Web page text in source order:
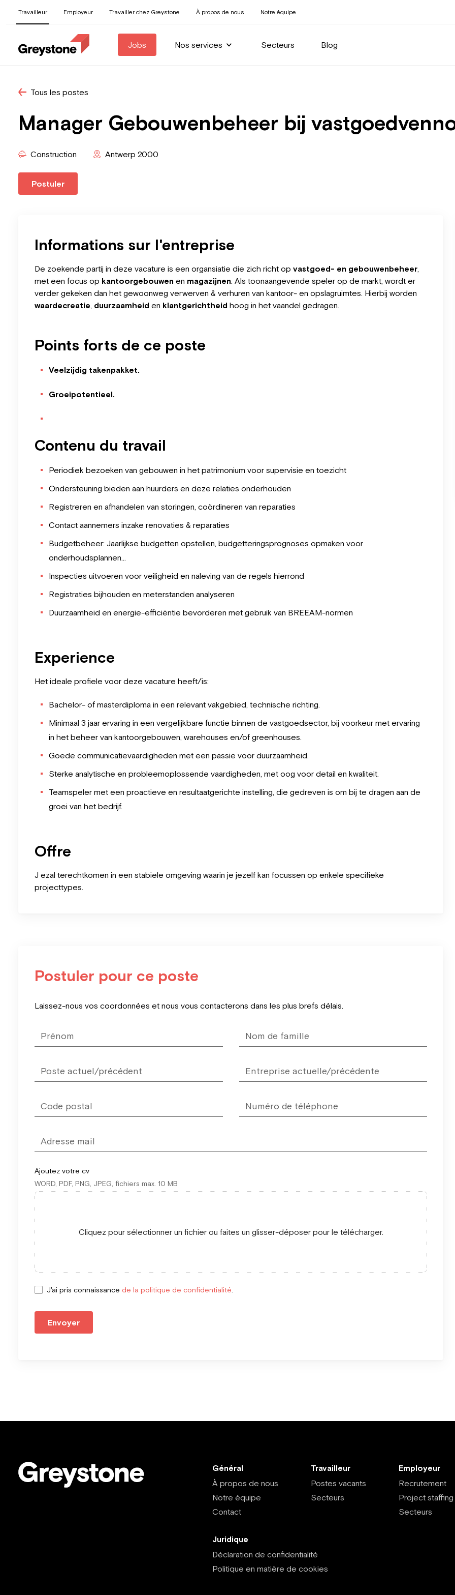
Travailleur Employeur Travailler chez Greystone À propos de nous Notre équipe
Jobs Nos services Secteurs Blog
Tous les postes
Manager Gebouwenbeheer bij
Construction Antwerp 2000
Postuler
Informations sur l'entreprise
De zoekende partij in deze vacature is een organsiatie die zich richt op vastgoed- en gebouwenbeheer,
met een focus op kantoorgebouwen en magazijnen. Als toonaangevende speler op de markt, wordt er
verder gekeken dan het gewoonweg verwerven & verhuren van kantoor- en opslagruimtes. Hierbij worden
waardecreatie, duurzaamheid en klantgerichtheid hoog in het vaandel gedragen.
Points forts de ce poste
Veelzijdig takenpakket.
Groeipotentieel.
Contenu du travail
Periodiek bezoeken van gebouwen in het patrimonium voor supervisie en toezicht
Ondersteuning bieden aan huurders en deze relaties onderhouden
Registreren en afhandelen van storingen, coördineren van reparaties
Contact aannemers inzake renovaties & reparaties
Budgetbeheer: Jaarlijkse budgetten opstellen, budgetteringsprognoses opmaken voor
onderhoudsplannen...
Inspecties uitvoeren voor veiligheid en naleving van de regels hierrond
Registraties bijhouden en meterstanden analyseren
Duurzaamheid en energie-efficiëntie bevorderen met gebruik van BREEAM-normen
Experience
Het ideale profiele voor deze vacature heeft/is:
Bachelor- of masterdiploma in een relevant vakgebied, technische richting.
Minimaal 3 jaar ervaring in een vergelijkbare functie binnen de vastgoedsector, bij voorkeur met ervaring
in het beheer van kantoorgebouwen, warehouses en/of greenhouses.
Goede communicatievaardigheden met een passie voor duurzaamheid.
Sterke analytische en probleemoplossende vaardigheden, met oog voor detail en kwaliteit.
Teamspeler met een proactieve en resultaatgerichte instelling, die gedreven is om bij te dragen aan de
groei van het bedrijf.
Offre
J ezal terechtkomen in een stabiele omgeving waarin je jezelf kan focussen op enkele specifieke
projecttypes.
Postuler pour ce poste
blank
Laissez-nous vos coordonnées et nous vous contacterons dans les plus brefs délais.
Ajoutez votre cv
WORD, PDF, PNG, JPEG, fichiers max. 10 MB
Cliquez pour sélectionner un fichier ou faites un glisser-déposer pour le télécharger.
J'ai pris connaissance de la politique de confidentialité
Envoyer
Général
À propos de nous
Notre équipe
Contact
Travailleur
Postes vacants
Secteurs
Employeur
Recrutement
Project staffing
Secteurs
Juridique
Déclaration de confidentialité
Politique en matière de cookies